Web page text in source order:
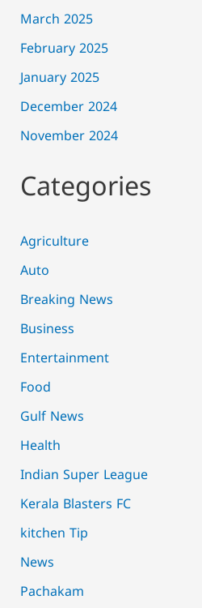
March 2025
February 2025
January 2025
December 2024
November 2024
Categories
Agriculture
Auto
Breaking News
Business
Entertainment
Food
Gulf News
Health
Indian Super League
Kerala Blasters FC
kitchen Tip
News
Pachakam